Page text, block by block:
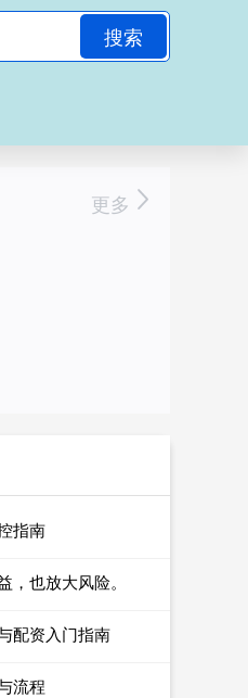
搜索
更多
指南
也放大风险。
配资入门指南
流程